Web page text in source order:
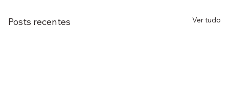
Posts recentes Ver tudo